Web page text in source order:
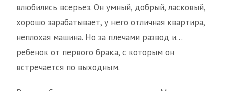
влюбились всерьез. Он умный, добрый, ласковый,
хорошо зарабатывает, у него отличная квартира,
неплохая машина. Но за плечами развод и…
ребенок от первого брака, с которым он
встречается по выходным.